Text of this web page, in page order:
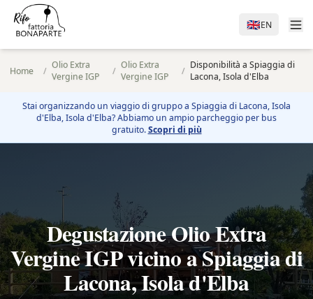
🇬🇧EN
Home / Olio Extra
Vergine IGP
/ Olio Extra
Vergine IGP
/ Disponibilità a Spiaggia di
Lacona, Isola d'Elba
Stai organizzando un viaggio di gruppo a Spiaggia di Lacona, Isola
d'Elba, Isola d'Elba? Abbiamo un ampio parcheggio per bus
gratuito. Scopri di più
Degustazione Olio Extra
Vergine IGP vicino a Spiaggia di
Lacona, Isola d'Elba